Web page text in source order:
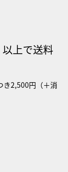
上で送料
き2,500円（＋消